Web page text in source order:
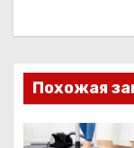
я
п
Похожая